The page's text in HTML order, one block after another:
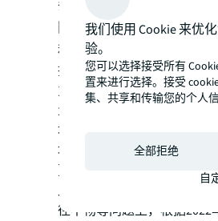
条例草案还
限下放至区级政府，将显著
程，在一定程度上降低了城
批难度，显著提升改造类物
力。区级政府更熟悉区域内
量资源，更了解各片区的产
地推动其区域内项目更新，
地统筹规划更新项目的优先
更新改造主体的改造意愿。
此外，在解决社会资本参与
径不畅等问题上，根据2022
我们使用 Cookie 来优
验。
您可以选择接受所有
置来进行选择。接受
集、共享和传输您的个人
全部拒绝
自